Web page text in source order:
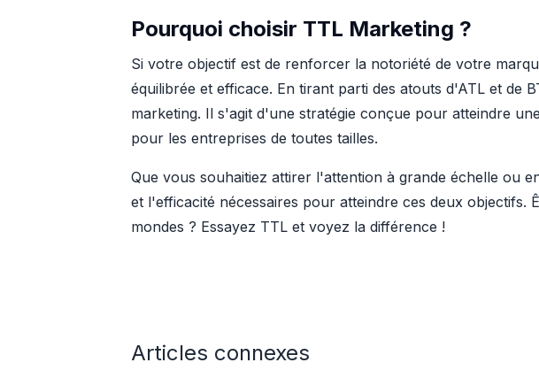
Pourquoi choisir TTL Marketing ?
Si votre objectif est de renforcer la notoriété de votre
équilibrée et efficace. En tirant parti des atouts d'ATL et de
marketing. Il s'agit d'une stratégie conçue pour atteindre
pour les entreprises de toutes tailles.
Que vous souhaitiez attirer l'attention à grande échelle ou
et l'efficacité nécessaires pour atteindre ces deux
mondes ? Essayez TTL et voyez la différence !
Articles connexes